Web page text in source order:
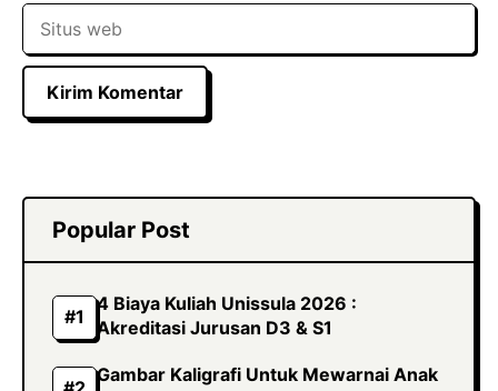
Situs
web
Popular Post
4 Biaya Kuliah Unissula 2026 :
Akreditasi Jurusan D3 & S1
Gambar Kaligrafi Untuk Mewarnai Anak